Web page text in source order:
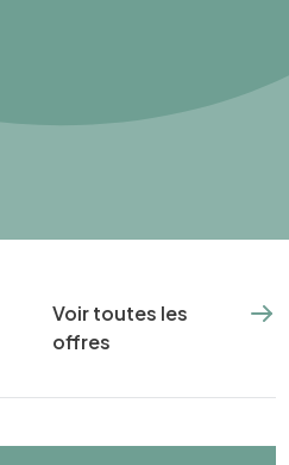
Voir toutes les
offres